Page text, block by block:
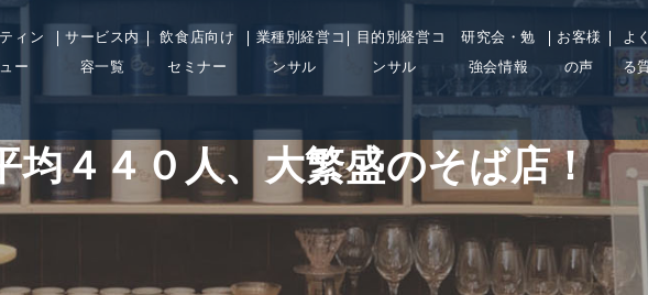
ィン
ー
サービス内
容一覧
飲食店向け
セミナー
業種別経営コ
ンサル
目的別経営コ
ンサル
研究会・勉
強会情報
お客様
の声
よ
る
均４４０人、大繁盛のそば店！